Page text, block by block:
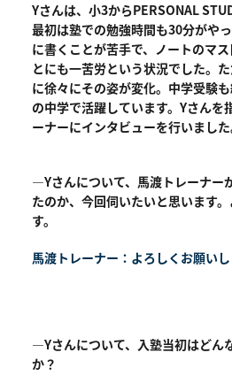
Yさんは、小3からPERSONAL
最初は塾での勉強時間も30分がや
に書くことが苦手で、ノートのマ
とにも一苦労という状況でした。
に徐々にその姿が変化。中学受験
の中学で活躍しています。Yさんを
ーナーにインタビューを行いました
―Yさんについて、馬渡トレーナー
たのか、今回伺いたいと思います
す。
馬渡トレーナー：よろしくお願いし
―Yさんについて、入塾当初はどん
か？